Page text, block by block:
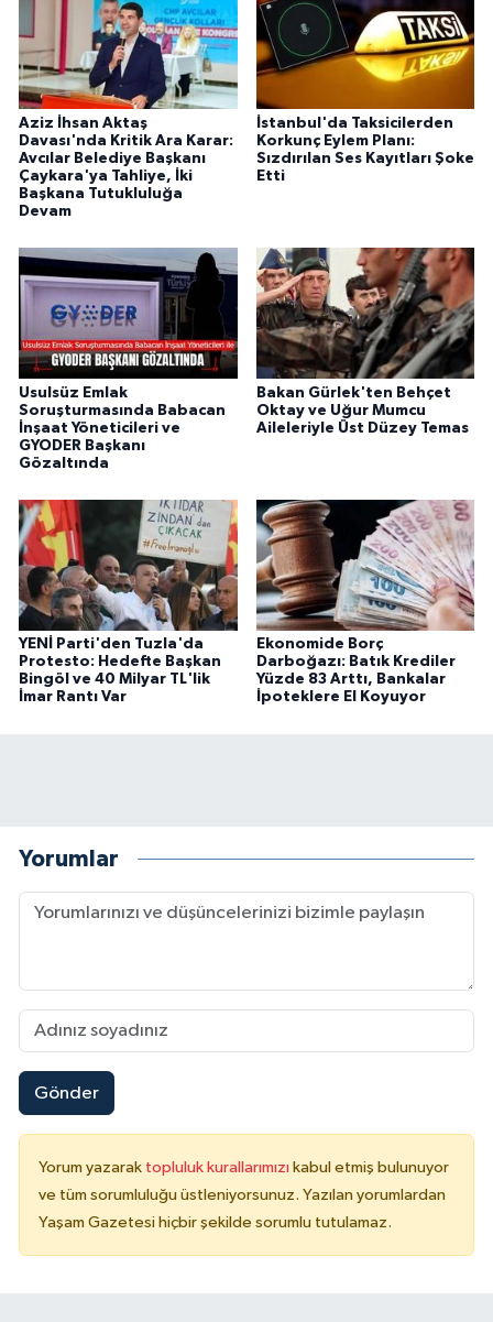
Aziz İhsan Aktaş
Davası'nda Kritik Ara Karar:
Avcılar Belediye Başkanı
Çaykara'ya Tahliye, İki
Başkana Tutukluluğa
Devam
İstanbul'da Taksicilerden
Korkunç Eylem Planı:
Sızdırılan Ses Kayıtları Şoke
Etti
Usulsüz Emlak
Soruşturmasında Babacan
İnşaat Yöneticileri ve
GYODER Başkanı
Gözaltında
Bakan Gürlek'ten Behçet
Oktay ve Uğur Mumcu
Aileleriyle Üst Düzey Temas
YENİ Parti'den Tuzla'da
Protesto: Hedefte Başkan
Bingöl ve 40 Milyar TL'lik
İmar Rantı Var
Ekonomide Borç
Darboğazı: Batık Krediler
Yüzde 83 Arttı, Bankalar
İpoteklere El Koyuyor
Yorumlar
Gönder
Yorum yazarak topluluk kurallarımızı kabul etmiş bulunuyor
ve tüm sorumluluğu üstleniyorsunuz. Yazılan yorumlardan
Yaşam Gazetesi hiçbir şekilde sorumlu tutulamaz.